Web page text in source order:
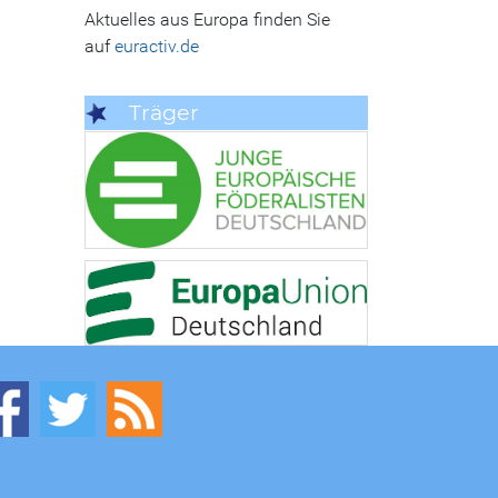
Aktuelles aus Europa finden Sie
aufeuractiv.de
Träger